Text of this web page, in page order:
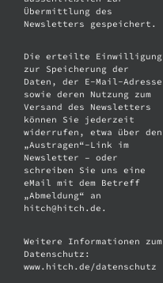
Übermittlung des
Newsletters gespeichert.
Die erteilte Einwilligung
zur Speicherung der
Daten, der E-Mail-Adresse
sowie deren Nutzung zum
Versand des Newsletters
können Sie jederzeit
widerrufen, etwa über den
„Austragen“-Link im
Newsletter – oder
schreiben Sie uns eine
eMail mit dem Betreff
„Abmeldung“ an
hitch@hitch.de.
Weitere Informationen zum
Datenschutz:
www.hitch.de/datenschutz